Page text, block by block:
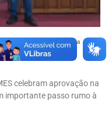
aprovação na 1ª
celebram aprovação na
importante passo rumo à